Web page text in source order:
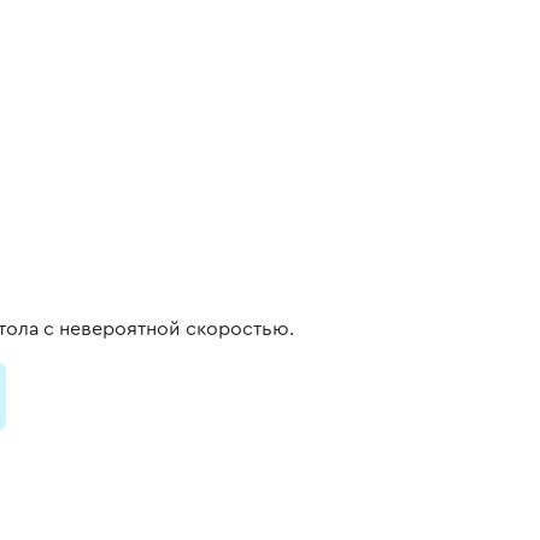
с невероятной скоростью.